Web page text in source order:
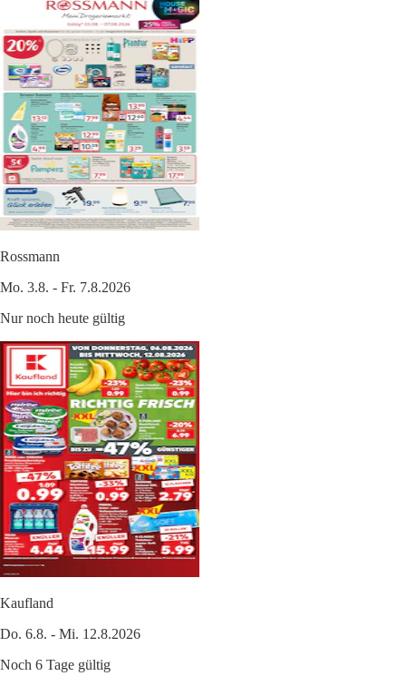
Rossmann
Mo. 3.8. - Fr. 7.8.2026
Nur noch heute gültig
Kaufland
Do. 6.8. - Mi. 12.8.2026
Noch 6 Tage gültig